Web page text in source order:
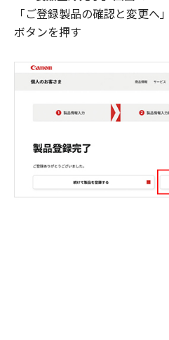
「ご登録製品の確認と変更へ」
ボタンを押す